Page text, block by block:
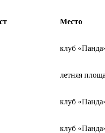
Место
клуб
летняя
клуб
клуб